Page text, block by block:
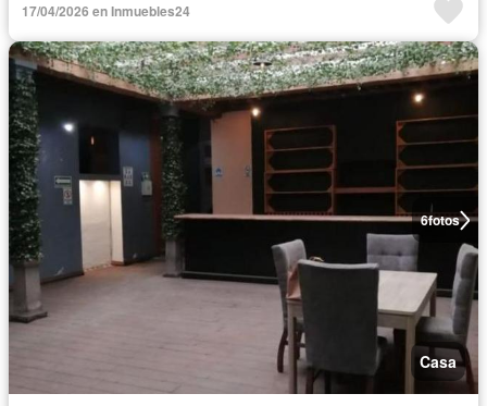
17/04/2026 en Inmuebles24
6fotos
Casa